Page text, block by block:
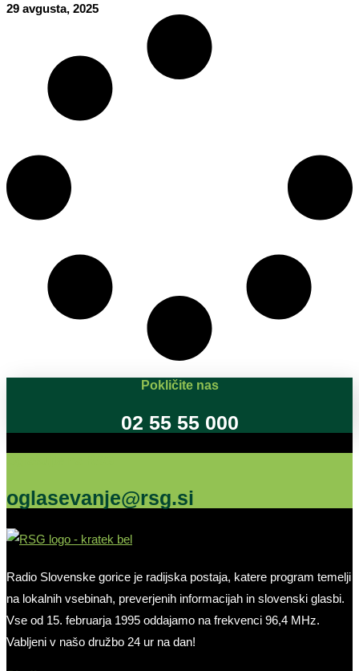
29 avgusta, 2025
Pokličite nas
02 55 55 000
oglasevanje@rsg.si
Radio Slovenske gorice je radijska postaja, katere program temelji
na lokalnih vsebinah, preverjenih informacijah in slovenski glasbi.
Vse od 15. februarja 1995 oddajamo na frekvenci 96,4 MHz.
Vabljeni v našo družbo 24 ur na dan!